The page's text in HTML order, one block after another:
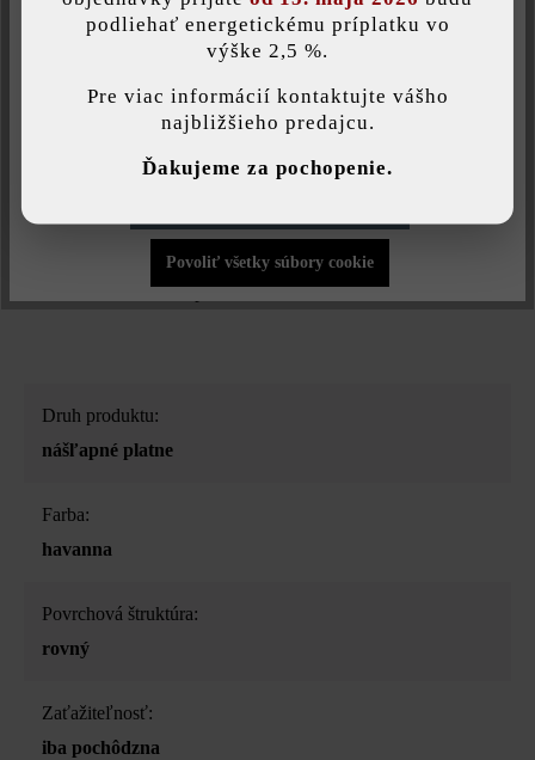
Nuda je minulosťou – Spot nášľapná platňa sa postará o zábavu
už pri ukladaní, pretože tieto okrúhle platne s veľkosťou 40 cm,
60 cm a 80 cm ponúkajú nespočetné možnosti, ako ich uložiť.
Pri zakladaní chodníkov a cestičiek dostáva kreativita voľnú
ruku – a záhrada získa moderný a geometricky zaujímavý
ako pri platniach LIV29/LIV a Dots29/Dots. Takto si môžete
nášľapné platne. Ak uprednostňujete tieňovanie, žiadny
problém: všetky farby, ktoré pri týchto produktoch ponúkame,
spolu dokonale ladia.
Druh produktu:
nášľapné platne
Farba:
havanna
Povrchová štruktúra:
rovný
Zaťažiteľnosť:
iba pochôdzna
Táto webová stránka používa súbory cookie, aby vám ponúkla
Povoliť všetky súbory cookie
podliehať energetickému príplatku vo
výške 2,5 %.
Pre viac informácií kontaktujte vášho
najbližšieho predajcu.
Ďakujeme za pochopenie.